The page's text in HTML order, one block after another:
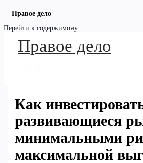
Правое дело
Перейти к содержимому
Правое дело
Как
развивающиеся
минимальными
максимальной